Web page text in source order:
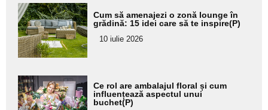
Adaugă
aici textul
pentru
subtitlu
Cum să amenajezi o zonă lounge în
grădină: 15 idei care să te inspire(P)
10 iulie 2026
Adaugă
aici textul
Ce rol are ambalajul floral și cum
influențează aspectul unui
buchet(P)